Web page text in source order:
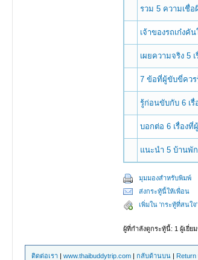
รวม 5 ความเชื่อ
เจ้าของรถเก๋งคั
เผยความจริง 5
7 ข้อที่ผู้ขับขี่ควร
รู้ก่อนขับกับ 6 เรื่
บอกต่อ 6 เรื่องที่
แนะนำ 5 บ้านพั
มุมมองสำหรับพิมพ์
ส่งกระทู้นี้ให้เพื่อน
เพิ่มใน 'กระทู้ที่สนใจ'
ผู้ที่กำลังดูกระทู้นี้: 1 ผู้เยี่ย
ติดต่อเรา |www.thaibuddytrip.com |กลับด้านบน | Return